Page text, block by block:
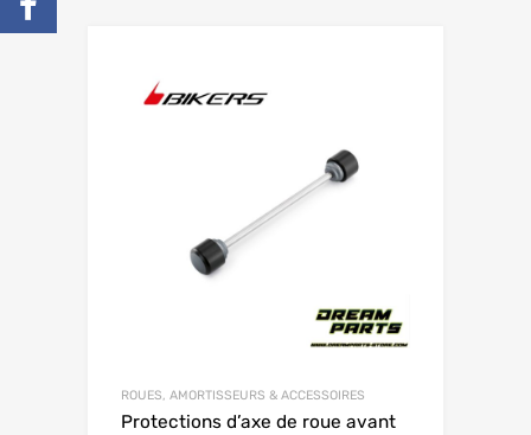
ROUES, AMORTISSEURS & ACCESSOIRES
Protections d’axe de roue avant